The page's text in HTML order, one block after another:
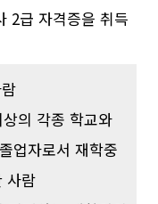
2급 자격증을 취득
의 각종 학교와
업자로서 재학중
사람